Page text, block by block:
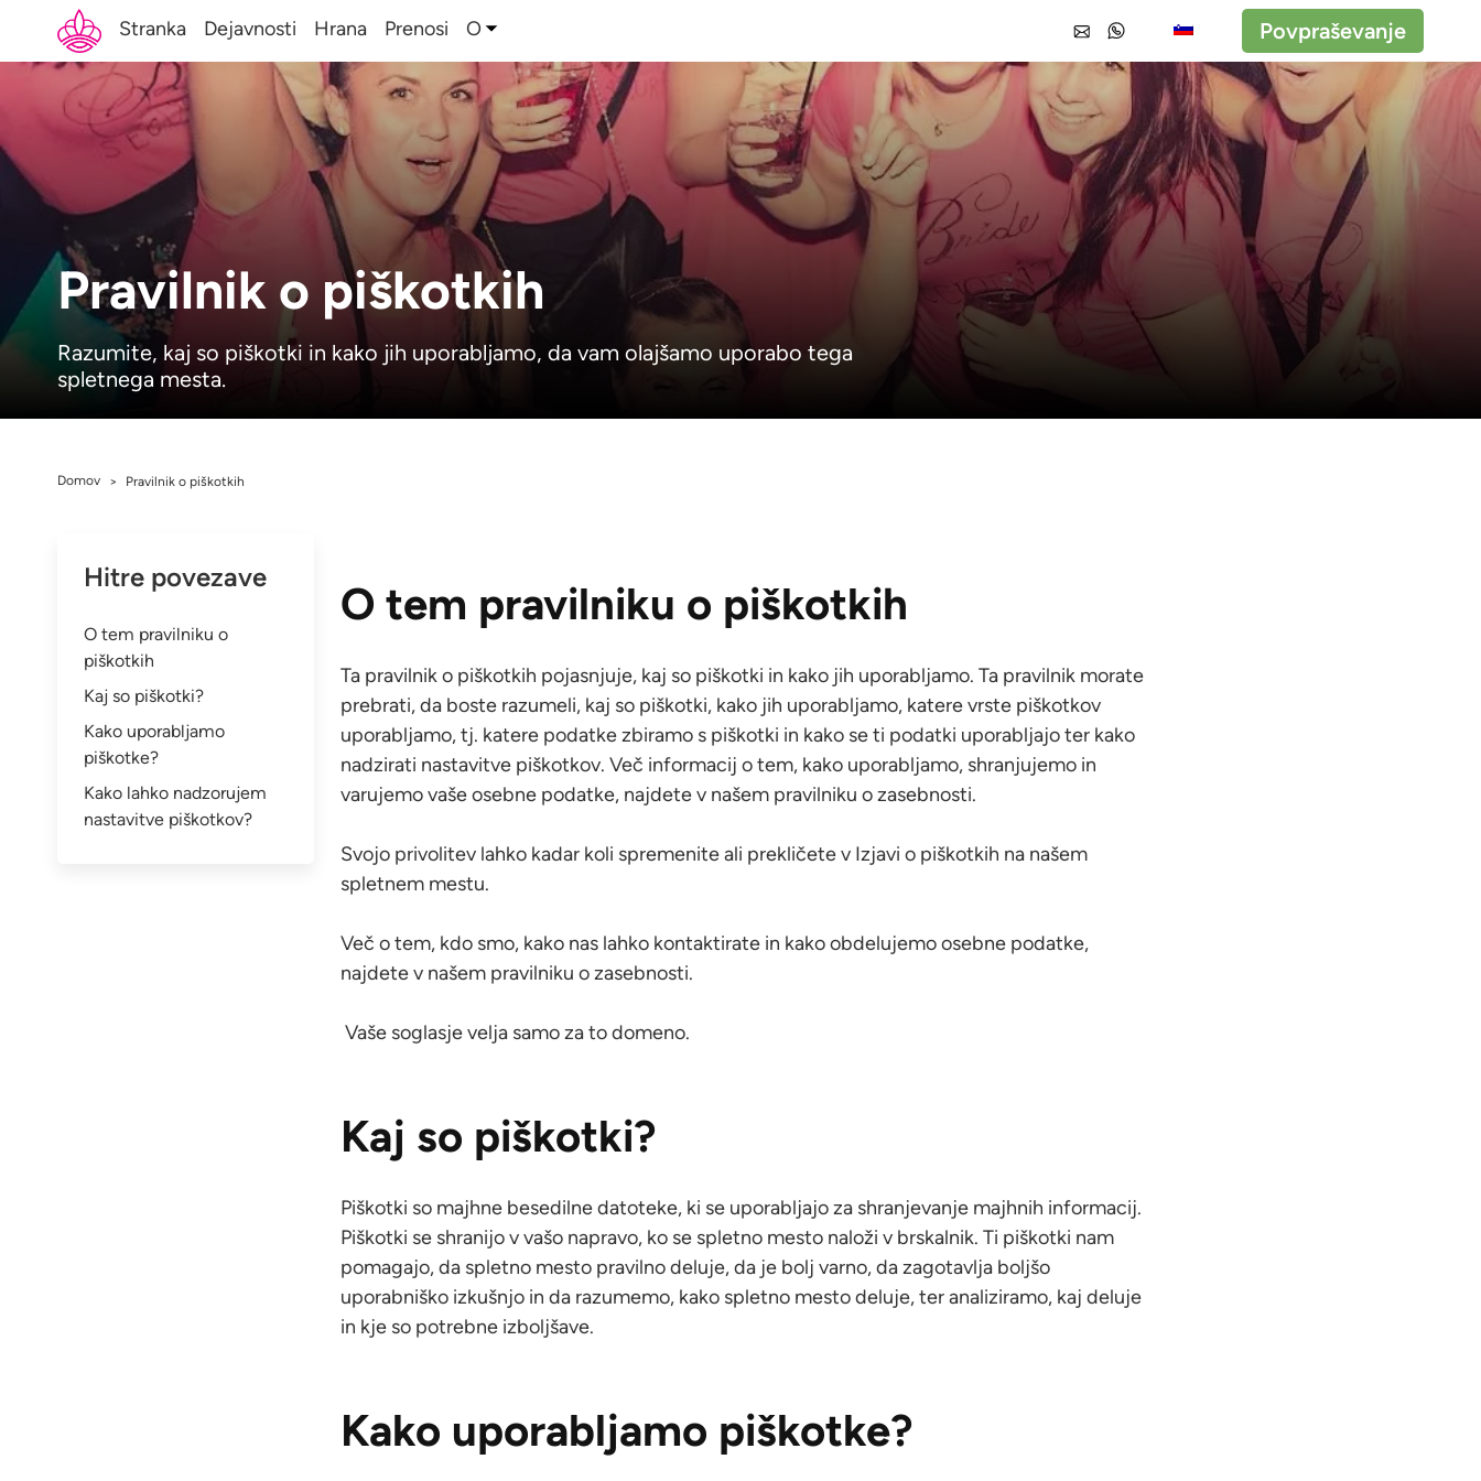
Stranka Dejavnosti Hrana Prenosi O Povpraševanje
Pravilnik o piškotkih
Razumite, kaj so piškotki in kako jih uporabljamo, da vam olajšamo uporabo tega
spletnega mesta.
Domov > Pravilnik o piškotkih
Hitre povezave
O tem pravilniku o
piškotkih
Kaj so piškotki?
Kako uporabljamo
piškotke?
Kako lahko nadzorujem
nastavitve piškotkov?
O tem pravilniku o piškotkih
Ta pravilnik o piškotkih pojasnjuje, kaj so piškotki in kako jih uporabljamo. Ta pravilnik morate
prebrati, da boste razumeli, kaj so piškotki, kako jih uporabljamo, katere vrste piškotkov
uporabljamo, tj. katere podatke zbiramo s piškotki in kako se ti podatki uporabljajo ter kako
nadzirati nastavitve piškotkov. Več informacij o tem, kako uporabljamo, shranjujemo in
varujemo vaše osebne podatke, najdete v našem pravilniku o zasebnosti.
Svojo privolitev lahko kadar koli spremenite ali prekličete v Izjavi o piškotkih na našem
spletnem mestu.
Več o tem, kdo smo, kako nas lahko kontaktirate in kako obdelujemo osebne podatke,
najdete v našem pravilniku o zasebnosti.
Vaše soglasje velja samo za to domeno.
Kaj so piškotki?
Piškotki so majhne besedilne datoteke, ki se uporabljajo za shranjevanje majhnih informacij.
Piškotki se shranijo v vašo napravo, ko se spletno mesto naloži v brskalnik. Ti piškotki nam
pomagajo, da spletno mesto pravilno deluje, da je bolj varno, da zagotavlja boljšo
uporabniško izkušnjo in da razumemo, kako spletno mesto deluje, ter analiziramo, kaj deluje
in kje so potrebne izboljšave.
Kako uporabljamo piškotke?